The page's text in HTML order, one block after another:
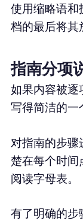
使用缩略语和
档的最后将其
指南分项
如果内容被逐
写得简洁的一
对指南的步
楚在每个时间
阅读字母表。
有了明确的步